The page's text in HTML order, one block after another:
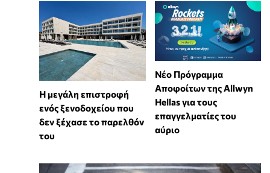
Η μεγάλη επιστροφή
ενός ξενοδοχείου που
δεν ξέχασε το παρελθόν
του
Νέο Πρόγραμμα
Αποφοίτων της Allwyn
Hellas για τους
επαγγελματίες του
αύριο